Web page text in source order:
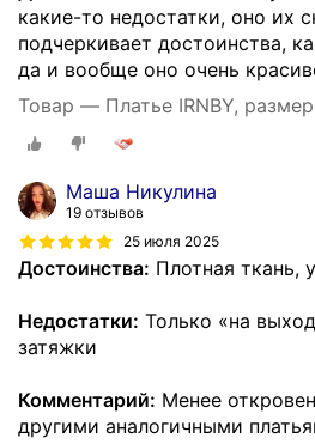
какие-то недостатки, оно их
подчеркивает достоинства,
да и вообще оно очень
Товар — Платье IRNBY,
Маша Никулина
19 отзывов
25 июля 2025
Достоинства: Плотная ткань,
Недостатки: Только «на
затяжки
Комментарий: Менее
другими аналогичными